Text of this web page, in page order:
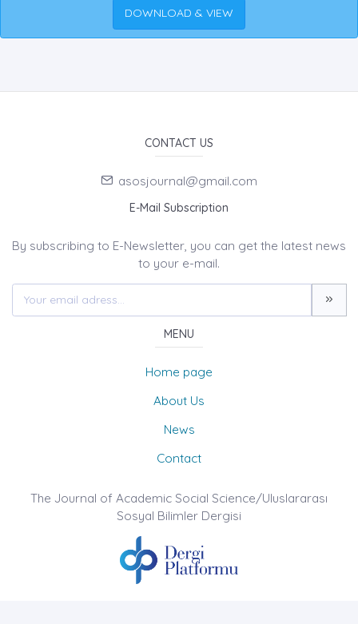
DOWNLOAD & VIEW
CONTACT US
asosjournal@gmail.com
E-Mail Subscription
By subscribing to E-Newsletter, you can get the latest news
to your e-mail.
MENU
Home page
About Us
News
Contact
The Journal of Academic Social Science/Uluslararası
Sosyal Bilimler Dergisi